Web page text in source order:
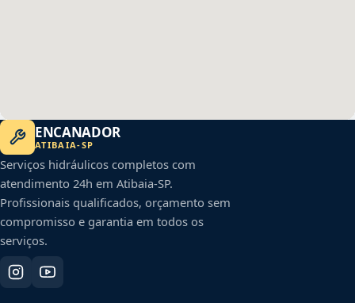
ENCANADOR
ATIBAIA-SP
Serviços hidráulicos completos com
atendimento 24h em Atibaia-SP.
Profissionais qualificados, orçamento sem
compromisso e garantia em todos os
serviços.